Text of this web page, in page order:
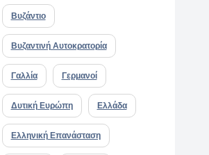
Βυζάντιο
Βυζαντινή Αυτοκρατορία
Γαλλία Γερμανοί
Δυτική Ευρώπη Ελλάδα
Ελληνική Επανάσταση